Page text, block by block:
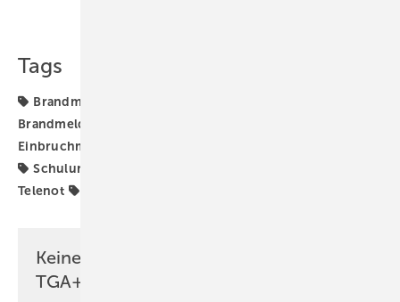
Tags
Brandmeldeanlage
Brandmeldesystem
Einbruchmeldeanlage
Schulungen
Telenot
Keine Zeit? Kein Problem mit dem
TGA+E Newsletter!